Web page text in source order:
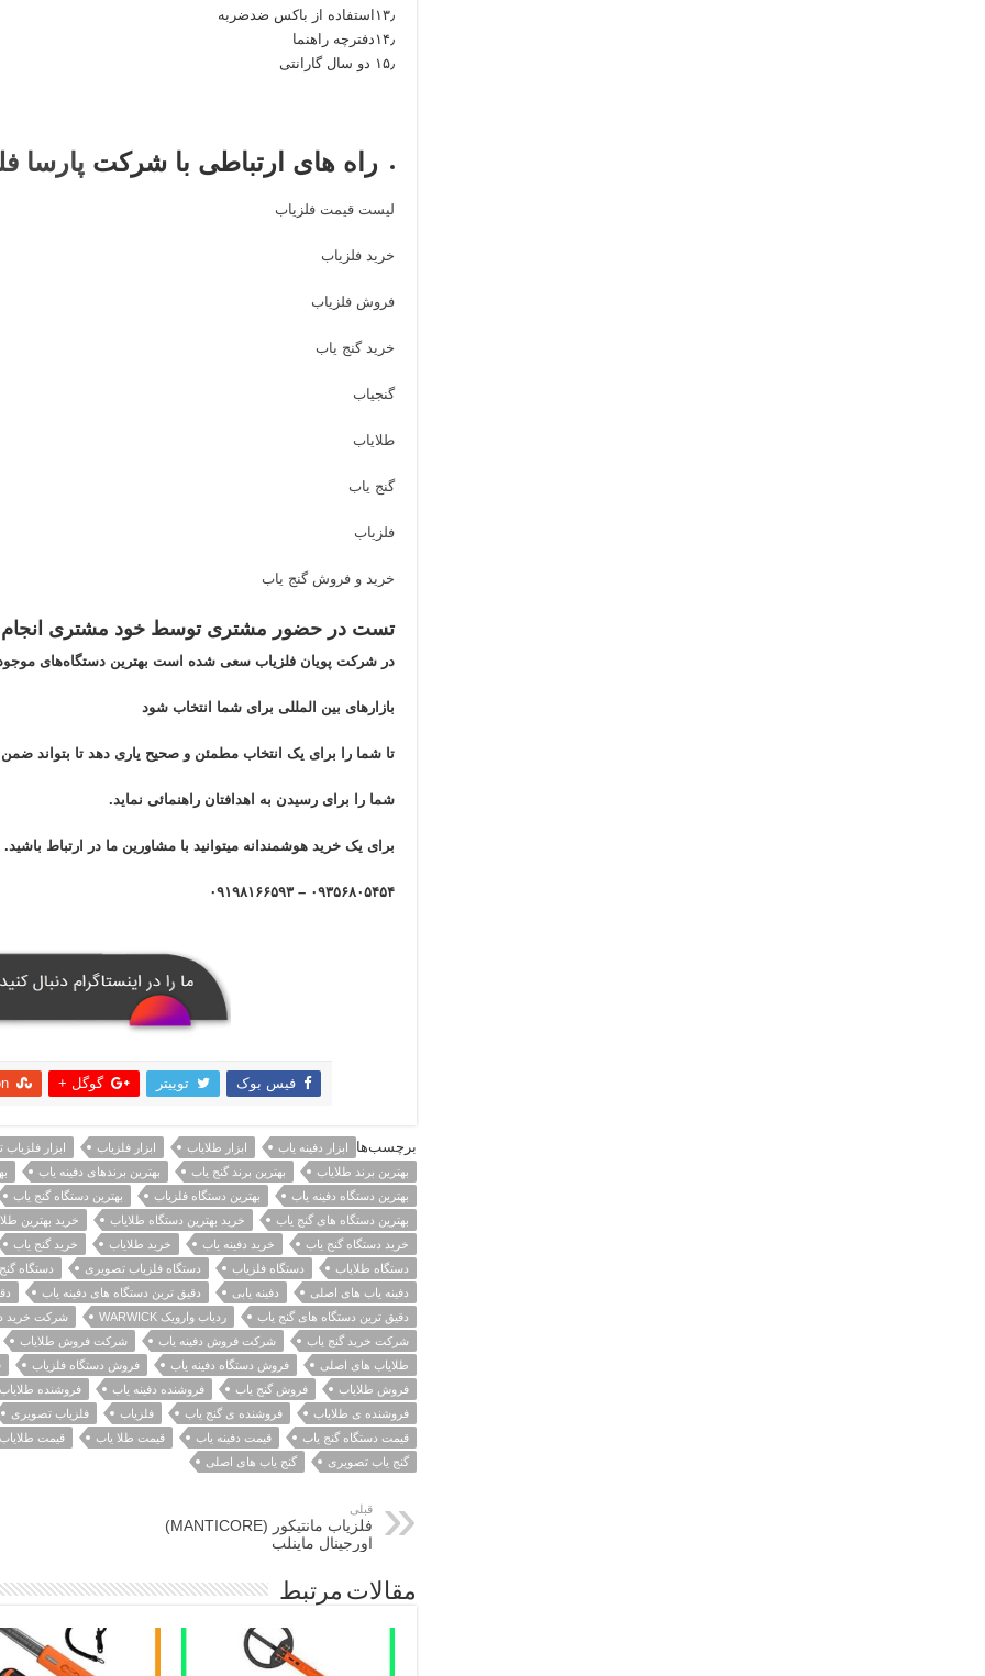
۱۳٫استفاده از باکس ضدضربه
۱۴٫دفترچه راهنما
۱۵٫ دو سال گارانتی
راه های ارتباطی با شرکت پارسا
لیست قیمت فلزیاب
خرید فلزیاب
فروش فلزیاب
خرید گنج یاب
گنجیاب
طلایاب
گنج یاب
فلزیاب
خرید و فروش گنج یاب
تست در حضور مشتری توسط خود مشتری
در شرکت پویان فلزیاب سعی شده است بهترین دستگاه‌های
بازار‌های بین المللی برای شما انتخاب شود
تا شما را برای یک انتخاب مطمئن و صحیح یاری دهد تا بتواند
شما را برای رسیدن به اهدافتان راهنمائی نماید.
برای یک خرید هوشمندانه میتوانید با مشاورین ما در ارتباط باشید.
۰۹۳۵۶۸۰۵۴۵۴ – ۰۹۱۹۸۱۶۶۵۹۳
فیس بوک توییتر گوگل +
برچسب‌ها ابزار دفینه یاب ابزار طلایاب ابزار فلزیاب
ابزار
بهترین برند طلایاب
بهترین برند گنج یاب بهترین برندهای دفینه یاب
بهترین دستگاه دفینه یاب
بهترین دستگاه فلزیاب
بهترین دستگاه گنج یاب
بهترین دستگاه های گنج یاب
خرید بهترین دستگاه طلایاب
خرید بهترین
خرید دستگاه گنج یاب
خرید دفینه یاب خرید طلایاب
خرید گنج یاب
دستگاه طلایاب
دستگاه فلزیاب دستگاه فلزیاب تصویری
دستگاه
دفینه یاب های اصلی
دفینه یابی دقیق ترین دستگاه های دفینه یاب
دقیق ترین دستگاه های گنج یاب
ردیاب وارویک WARWICK
شرکت خرید
شرکت خرید گنج یاب
شرکت فروش دفینه یاب
شرکت فروش طلایاب
طلایاب های اصلی
فروش دستگاه دفینه یاب فروش دستگاه فلزیاب
فروش طلایاب
فروش گنج یاب فروشنده دفینه یاب
فروشنده طلایاب
فروشنده ی طلایاب
فروشنده ی گنج یاب فلزیاب
فلزیاب تصویری
قیمت دستگاه گنج یاب
قیمت دفینه یاب قیمت طلا یاب
قیمت طلایاب
گنج یاب تصویری
گنج یاب های اصلی
قبلی
فلزیاب مانتیکور (MANTICORE)
اورجینال ماینلب
مقالات مرتبط